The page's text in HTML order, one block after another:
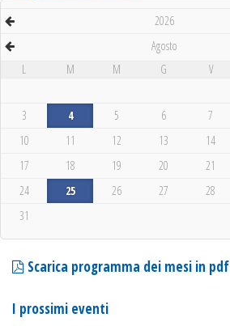
2026
Agosto
L
M M G V
3
4 5 6 7
10
11 12 13 14
17
18 19 20 21
24
25 26 27 28
31
Scarica programma dei mesi in pdf
I prossimi eventi